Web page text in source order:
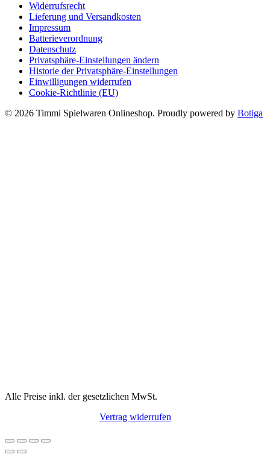
Widerrufsrecht
Lieferung und Versandkosten
Impressum
Batterieverordnung
Datenschutz
Privatsphäre-Einstellungen ändern
Historie der Privatsphäre-Einstellungen
Einwilligungen widerrufen
Cookie-Richtlinie (EU)
© 2026 Timmi Spielwaren Onlineshop. Proudly powered by Botiga
Alle Preise inkl. der gesetzlichen MwSt.
Vertrag widerrufen